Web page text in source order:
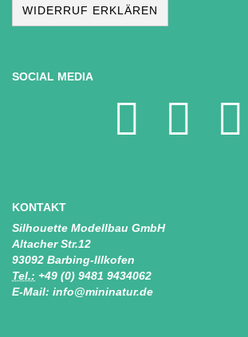
WIDERRUF ERKLÄREN
SOCIAL MEDIA
KONTAKT
Silhouette Modellbau GmbH
Altacher Str.12
93092 Barbing-Illkofen
Tel.: +49 (0) 9481 9434062
E-Mail: info@mininatur.de